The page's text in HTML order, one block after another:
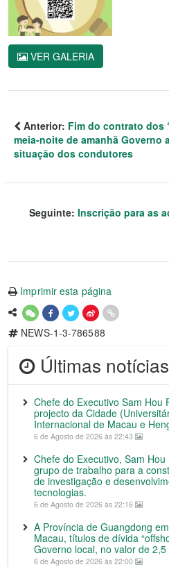
VER GALERIA
Anterior: Fim do contrato dos
meia-noite de amanhã Governo
situação dos condutores
Seguinte: Inscrição para as
Imprimir esta página
NEWS-1-3-786588
Últimas notícias
Chefe do Executivo Sam Hou
projecto da Cidade
Internacional de Macau e
6 de Agosto de 2026 às 22:43
Chefe do Executivo, Sam
grupo de trabalho para a
de investigação e
tecnologias.
6 de Agosto de 2026 às 22:16
A Província de Guangdong
Macau, títulos de dívida
Governo local, no valor de
6 de Agosto de 2026 às 22:00